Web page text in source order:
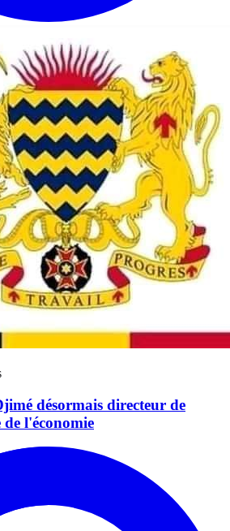
désormais directeur de
l'économie